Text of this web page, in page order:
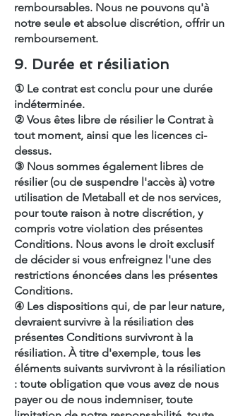
remboursables. Nous ne pouvons qu'à
notre seule et absolue discrétion, offrir un
remboursement.
9. Durée et résiliation
① Le contrat est conclu pour une durée
indéterminée.
② Vous êtes libre de résilier le Contrat à
tout moment, ainsi que les licences ci-
dessus.
③ Nous sommes également libres de
résilier (ou de suspendre l'accès à) votre
utilisation de Metaball et de nos services,
pour toute raison à notre discrétion, y
compris votre violation des présentes
Conditions. Nous avons le droit exclusif
de décider si vous enfreignez l'une des
restrictions énoncées dans les présentes
Conditions.
④ Les dispositions qui, de par leur nature,
devraient survivre à la résiliation des
présentes Conditions survivront à la
résiliation. À titre d'exemple, tous les
éléments suivants survivront à la résiliation
: toute obligation que vous avez de nous
payer ou de nous indemniser, toute